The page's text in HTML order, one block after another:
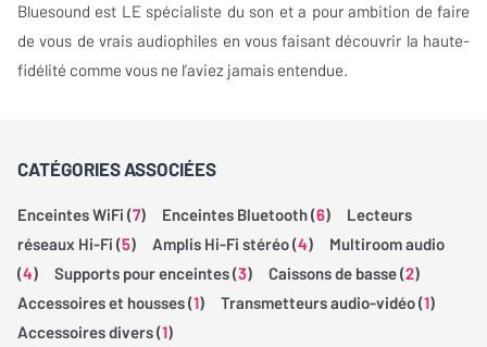
Bluesound est LE spécialiste du son et a pour ambition de faire
de vous de vrais audiophiles en vous faisant découvrir la haute-
fidélité comme vous ne l’aviez jamais entendue.
CATÉGORIES ASSOCIÉES
Enceintes WiFi (7) Enceintes Bluetooth (6)
Lecteurs
réseaux Hi-Fi (5) Amplis Hi-Fi stéréo (4)
Multiroom audio
(4) Supports pour enceintes (3) Caissons de basse (2)
Accessoires et housses (1) Transmetteurs audio-vidéo (1)
Accessoires divers (1)